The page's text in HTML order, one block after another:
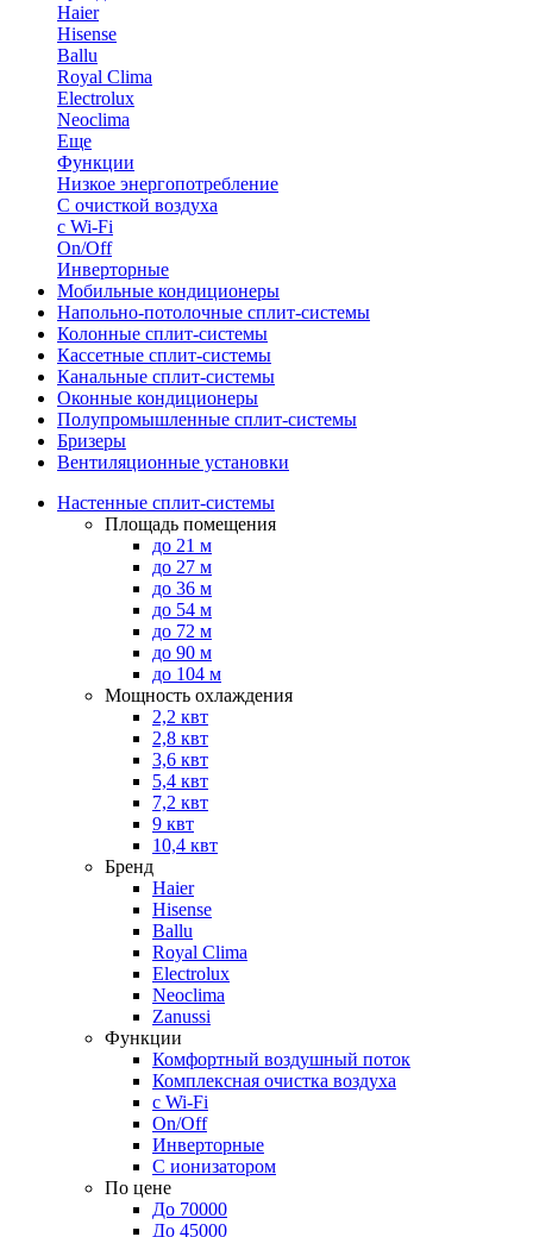
Haier
Hisense
Ballu
Royal Clima
Electrolux
Neoclima
Еще
Функции
Низкое энергопотребление
С очисткой воздуха
с Wi-Fi
On/Off
Инверторные
Мобильные кондиционеры
Напольно-потолоч​ные ​сплит-системы
Колонные ​​сплит-системы
Кассетные сплит-системы
Канальные сплит-системы
Оконные кондиционеры
Полупромышленные сплит-системы
Бризеры
Вентиляционные установки
Настенные сплит-системы
Площадь помещения
до 21 м
до 27 м
до 36 м
до 54 м
до 72 м
до 90 м
до 104 м
Мощность охлаждения
2,2 квт
2,8 квт
3,6 квт
5,4 квт
7,2 квт
9 квт
10,4 квт
Бренд
Haier
Hisense
Ballu
Royal Clima
Electrolux
Neoclima
Zanussi
Функции
Комфортный воздушный поток
Комплексная очистка воздуха
с Wi-Fi
On/Off
Инверторные
С ионизатором
По цене
До 70000
До 45000